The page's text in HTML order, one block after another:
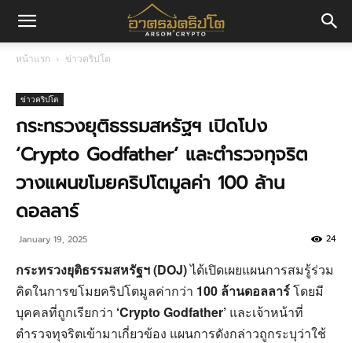
มค
ปโต
หน้าแรก ข่าวคริปโต
ข่าวคริปโต
กระทรวงยุติธรรมสหรัฐฯ เปิดโปง
‘Crypto Godfather’ และตำรวจทุจริต
วางแผนขโมยคริปโตมูลค่า 100 ล้าน
ดอลลาร์
January 19, 2025 24
กระทรวงยุติธรรมสหรัฐฯ (DOJ)ได้เปิดเผยแผนการสมรู้ร่วม
คิดในการขโมยคริปโตมูลค่ากว่า 100 ล้านดอลลาร์โดยมี
บุคคลที่ถูกเรียกว่า ‘Crypto Godfather’ และเจ้าหน้าที่
ตำรวจทุจริตเข้ามาเกี่ยวข้อง แผนการดังกล่าวถูกระบุว่าใช้